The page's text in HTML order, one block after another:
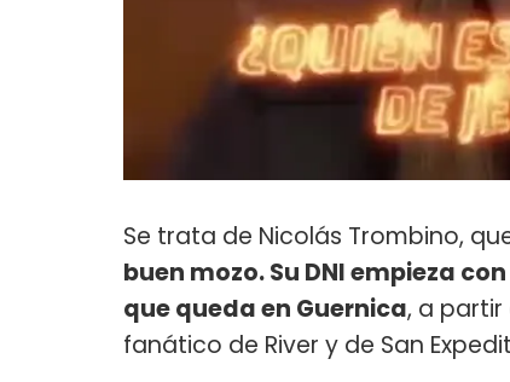
Se trata de Nicolás Trombino,
buen mozo. Su DNI empieza
que queda en Guernica, a partir
fanático de River y de San